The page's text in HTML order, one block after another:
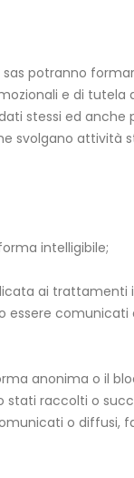
sas potranno
e di
stessi ed anche
svolgano attività
intelligibile;
ai trattamenti
essere comunicati
anonima o il
stati raccolti o
o diffusi,